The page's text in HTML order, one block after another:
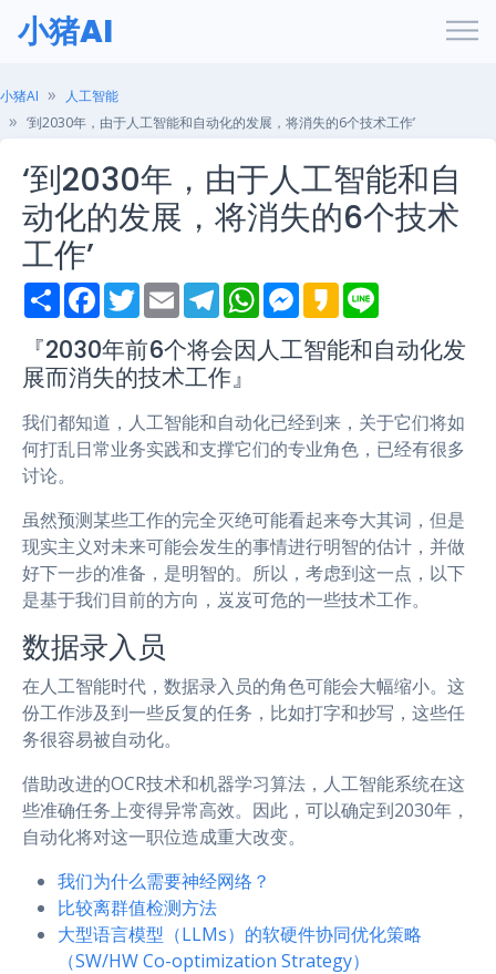
小猪AI
小猪AI
人工智能
‘到2030年，由于人工智能和自动化的发展，将消失的6个技术工作’
‘到2030年，由于人工智能和自
动化的发展，将消失的6个技术
工作’
S
h
r
e
F
a
e
b
o
k
T
w
t
t
e
E
m
i
T
e
e
g
r
m
W
h
s
p
M
e
s
e
e
r
K
a
a
o
e
『2030年前6个将会因人工智能和自动化发
展而消失的技术工作』
我们都知道，人工智能和自动化已经到来，关于它们将如
何打乱日常业务实践和支撑它们的专业角色，已经有很多
讨论。
虽然预测某些工作的完全灭绝可能看起来夸大其词，但是
现实主义对未来可能会发生的事情进行明智的估计，并做
好下一步的准备，是明智的。所以，考虑到这一点，以下
是基于我们目前的方向，岌岌可危的一些技术工作。
数据录入员
在人工智能时代，数据录入员的角色可能会大幅缩小。这
份工作涉及到一些反复的任务，比如打字和抄写，这些任
务很容易被自动化。
借助改进的OCR技术和机器学习算法，人工智能系统在这
些准确任务上变得异常高效。因此，可以确定到2030年，
自动化将对这一职位造成重大改变。
我们为什么需要神经网络？
比较离群值检测方法
大型语言模型（LLMs）的软硬件协同优化策略
（SW/HW Co-optimization Strategy）